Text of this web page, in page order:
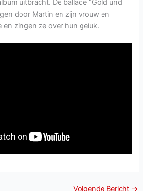
uitbracht. De ballade “Gold und
door Martin en zijn vrouw en
en zingen ze over hun geluk.
Volgende Bericht →